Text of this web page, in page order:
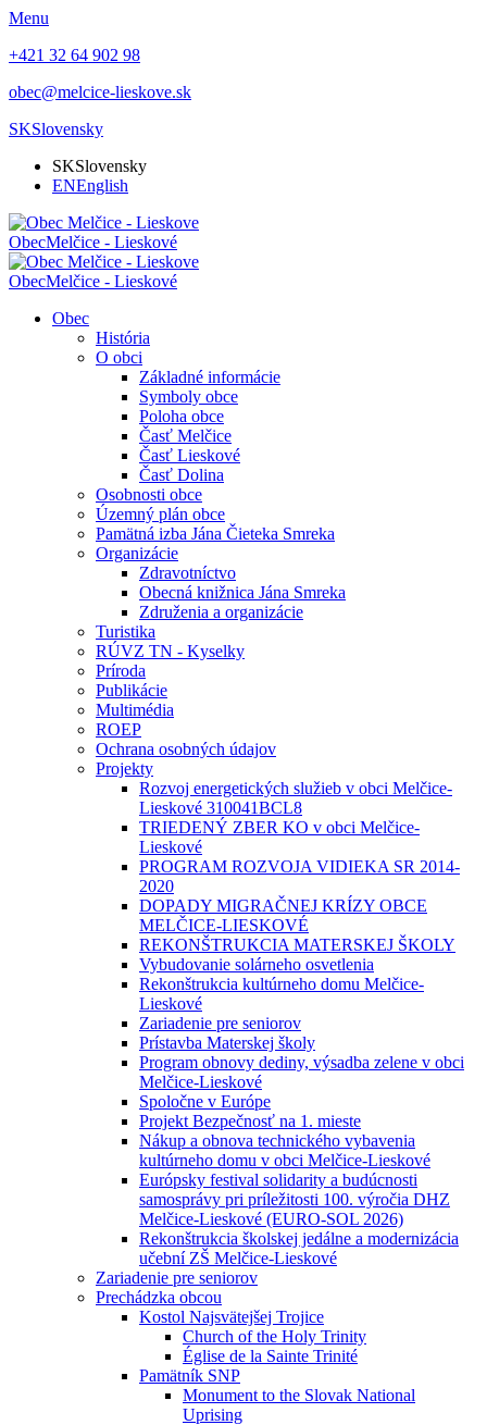
Menu
+421 32 64 902 98
obec@melcice-lieskove.sk
SKSlovensky
SKSlovensky
ENEnglish
ObecMelčice - Lieskové
ObecMelčice - Lieskové
Obec
História
O obci
Základné informácie
Symboly obce
Poloha obce
Časť Melčice
Časť Lieskové
Časť Dolina
Osobnosti obce
Územný plán obce
Pamätná izba Jána Čieteka Smreka
Organizácie
Zdravotníctvo
Obecná knižnica Jána Smreka
Združenia a organizácie
Turistika
RÚVZ TN - Kyselky
Príroda
Publikácie
Multimédia
ROEP
Ochrana osobných údajov
Projekty
Rozvoj energetických služieb v obci Melčice-
Lieskové 310041BCL8
TRIEDENÝ ZBER KO v obci Melčice-
Lieskové
PROGRAM ROZVOJA VIDIEKA SR 2014-
2020
DOPADY MIGRAČNEJ KRÍZY OBCE
MELČICE-LIESKOVÉ
REKONŠTRUKCIA MATERSKEJ ŠKOLY
Vybudovanie solárneho osvetlenia
Rekonštrukcia kultúrneho domu Melčice-
Lieskové
Zariadenie pre seniorov
Prístavba Materskej školy
Program obnovy dediny, výsadba zelene v obci
Melčice-Lieskové
Spoločne v Európe
Projekt Bezpečnosť na 1. mieste
Nákup a obnova technického vybavenia
kultúrneho domu v obci Melčice-Lieskové
Európsky festival solidarity a budúcnosti
samosprávy pri príležitosti 100. výročia DHZ
Melčice-Lieskové (EURO-SOL 2026)
Rekonštrukcia školskej jedálne a modernizácia
učební ZŠ Melčice-Lieskové
Zariadenie pre seniorov
Prechádzka obcou
Kostol Najsvätejšej Trojice
Church of the Holy Trinity
Église de la Sainte Trinité
Pamätník SNP
Monument to the Slovak National
Uprising